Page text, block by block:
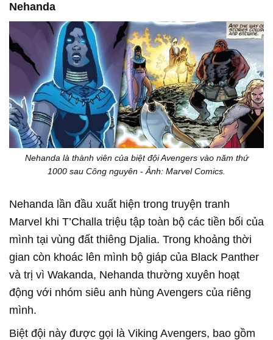
Nehanda
Nehanda là thành viên của biệt đội Avengers vào năm thứ
1000 sau Công nguyên - Ảnh: Marvel Comics.
Nehanda lần đầu xuất hiện trong truyện tranh
Marvel khi T’Challa triệu tập toàn bộ các tiền bối của
mình tại vùng đất thiêng Djalia. Trong khoảng thời
gian còn khoác lên mình bộ giáp của Black Panther
và trị vì Wakanda, Nehanda thường xuyên hoạt
động với nhóm siêu anh hùng Avengers của riêng
mình.
Biệt đội này được gọi là Viking Avengers, bao gồm